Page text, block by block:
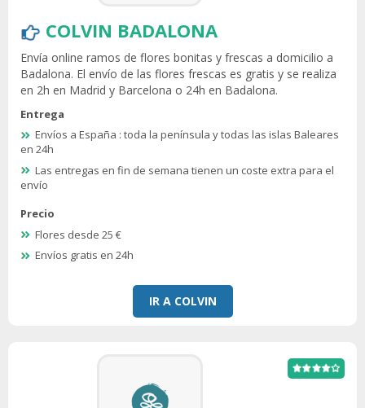
COLVIN BADALONA
Envía online ramos de flores bonitas y frescas a domicilio a
Badalona. El envío de las flores frescas es gratis y se realiza
en 2h en Madrid y Barcelona o 24h en Badalona.
Entrega
Envíos a España : toda la península y todas las islas Baleares
en 24h
Las entregas en fin de semana tienen un coste extra para el
envío
Precio
Flores desde 25 €
Envíos gratis en 24h
IR A COLVIN